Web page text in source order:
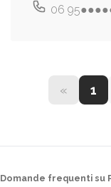
06
« 1
Domande frequenti su